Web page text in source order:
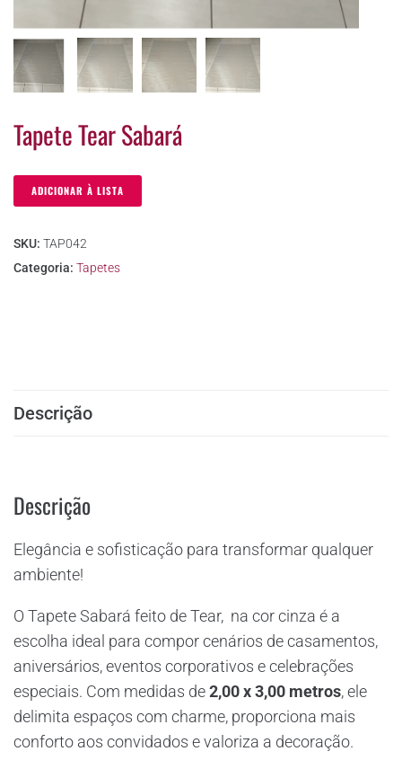
Tapete Tear Sabará
ADICIONAR À LISTA
SKU: TAP042
Categoria: Tapetes
Descrição
Descrição
Elegância e sofisticação para transformar qualquer
ambiente!
O Tapete Sabará feito de Tear, na cor cinza é a
escolha ideal para compor cenários de casamentos,
aniversários, eventos corporativos e celebrações
especiais. Com medidas de2,00 x 3,00 metros, ele
delimita espaços com charme, proporciona mais
conforto aos convidados e valoriza a decoração.